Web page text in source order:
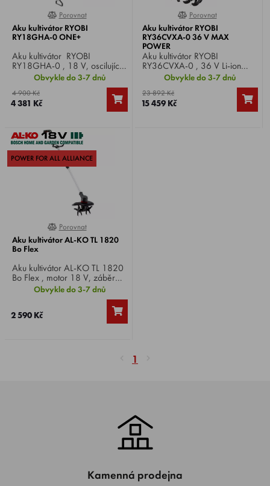
0%
Porovnat
Aku kultivátor RYOBI
RY18GHA-0 ONE+
Aku kultivátor RYOBI
RY18GHA-0 , 18 V, oscilující
čepel snadno vytrhává plevel i
s kořeny, čímž zabraňuje jejich
opětovnému růstu, hmotnost
3,2 kg.
Obvykle do 3-7 dnů
4 900 Kč
4 381 Kč
0%
Porovnat
Aku kultivátor RYOBI
RY36CVXA-0 36 V MAX
POWER
Aku kultivátor RYOBI
RY36CVXA-0 , 36 V Li-ion
MAX POWER, šířka záběru
28-40 cm, kultivační hloubka
20 cm, hmotnost 28,1 kg.
Obvykle do 3-7 dnů
23 892 Kč
15 459 Kč
POWER FOR ALL ALLIANCE
100%
Porovnat
Aku kultivátor AL-KO TL 1820
Bo Flex
Aku kultivátor AL-KO TL 1820
Bo Flex , motor 18 V, záběr
20 cm, hmotnost 3,5 kg.
Obvykle do 3-7 dnů
2 590 Kč
1
Kamenná prodejna